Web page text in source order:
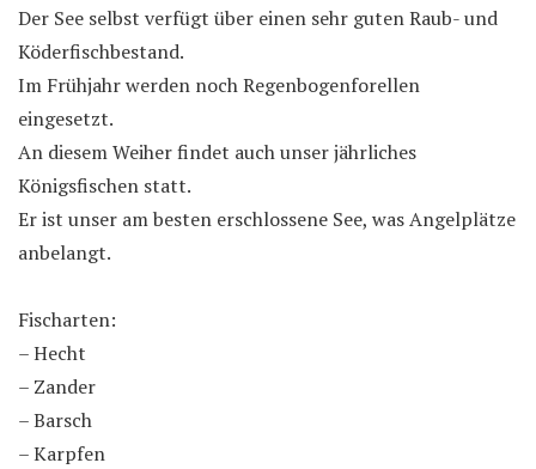
Der See selbst verfügt über einen sehr guten Raub- und
Köderfischbestand.
Im Frühjahr werden noch Regenbogenforellen
eingesetzt.
An diesem Weiher findet auch unser jährliches
Königsfischen statt.
Er ist unser am besten erschlossene See, was Angelplätze
anbelangt.
Fischarten:
– Hecht
– Zander
– Barsch
– Karpfen